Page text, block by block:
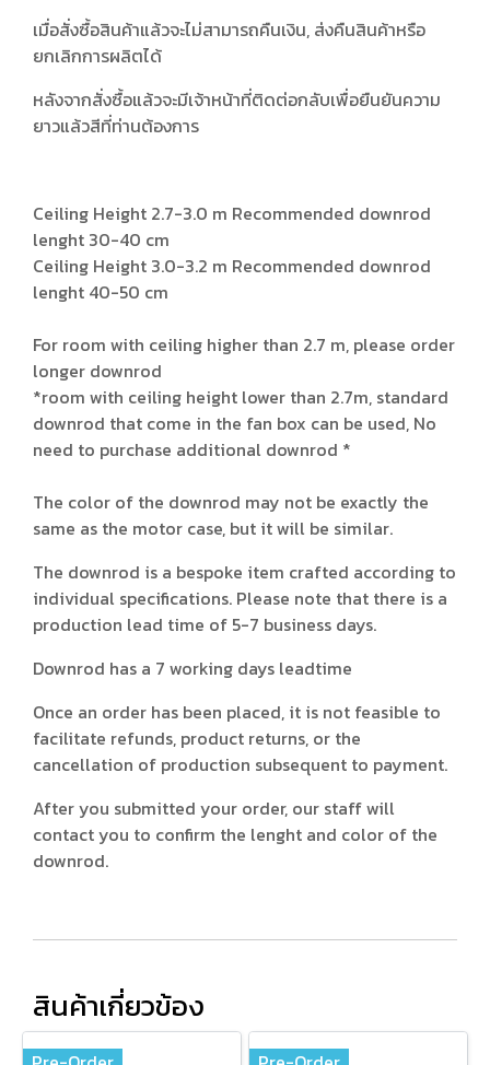
เมื่อสั่งซื้อสินค้าแล้วจะไม่สามารถคืนเงิน, ส่งคืนสินค้าหรือ
ยกเลิกการผลิตได้
หลังจากสั่งซื้อแล้วจะมีเจ้าหน้าที่ติดต่อกลับเพื่อยืนยันความ
ยาวแล้วสีที่ท่านต้องการ
Ceiling Height 2.7-3.0 m Recommended downrod
lenght 30-40 cm
Ceiling Height 3.0-3.2 m Recommended downrod
lenght 40-50 cm
For room with ceiling higher than 2.7 m, please order
longer downrod
*room with ceiling height lower than 2.7m, standard
downrod that come in the fan box can be used, No
need to purchase additional downrod *
The color of the downrod may not be exactly the
same as the motor case, but it will be similar.
The downrod is a bespoke item crafted according to
individual specifications. Please note that there is a
production lead time of 5-7 business days.
Downrod has a 7 working days leadtime
Once an order has been placed, it is not feasible to
facilitate refunds, product returns, or the
cancellation of production subsequent to payment.
After you submitted your order, our staff will
contact you to confirm the lenght and color of the
downrod.
สินค้าเกี่ยวข้อง